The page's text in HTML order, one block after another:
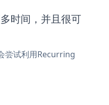
时间，并且很可
尝试利用Recurring